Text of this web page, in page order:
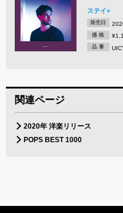
ステイ+
発売日
価 格
品 番
関連ページ
2020年 洋楽リリース
POPS BEST 1000